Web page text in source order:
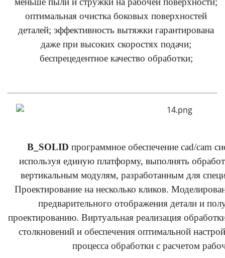
оптимальная очистка боковых поверхностей
деталей; эффективность вытяжки гарантирована
даже при высоких скоростях подачи;
беспрецедентное качество обработки;
B_SOLID программное обеспечение cad/cam
используя единую платформу, выполнять
вертикальным модулям, разработанным для
Проектирование на несколько кликов.
предварительного отображения детали и
проектированию. Виртуальная реализация
столкновений и обеспечения оптимальной
процесса обработки с расчетом